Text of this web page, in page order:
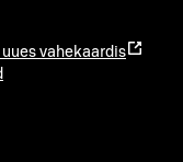
uues vahekaardis